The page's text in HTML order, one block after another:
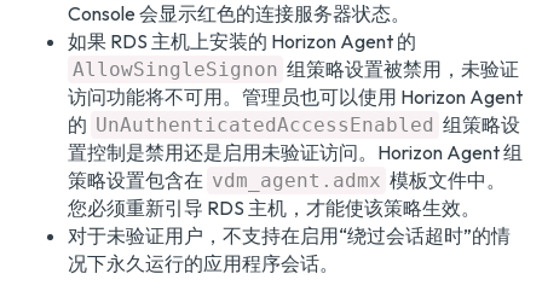
Console 会显示红色的连接服务器状态。
如果 RDS 主机上安装的 Horizon Agent 的
AllowSingleSignon 组策略设置被禁用，未验证
访问功能将不可用。管理员也可以使用 Horizon Agent
的 UnAuthenticatedAccessEnabled 组策略设
置控制是禁用还是启用未验证访问。Horizon Agent 组
策略设置包含在 vdm_agent.admx 模板文件中。
您必须重新引导 RDS 主机，才能使该策略生效。
对于未验证用户，不支持在启用“绕过会话超时”的情
况下永久运行的应用程序会话。